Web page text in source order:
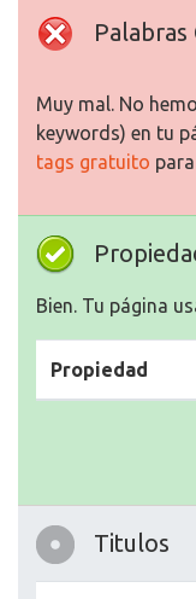
Palabras
Muy mal. No
keywords) en tu
tags gratuito
Bien. Tu página
Propiedad
Titulos